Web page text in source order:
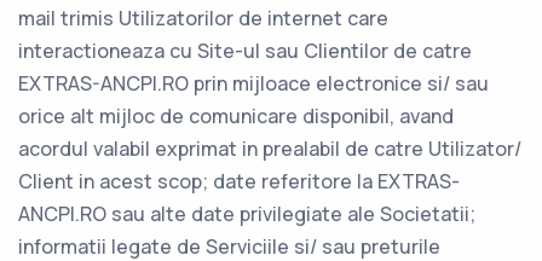
mail trimis Utilizatorilor de internet care
interactioneaza cu Site-ul sau Clientilor de catre
EXTRAS-ANCPI.RO prin mijloace electronice si/ sau
orice alt mijloc de comunicare disponibil, avand
acordul valabil exprimat in prealabil de catre Utilizator/
Client in acest scop; date referitore la EXTRAS-
ANCPI.RO sau alte date privilegiate ale Societatii;
informatii legate de Serviciile si/ sau preturile